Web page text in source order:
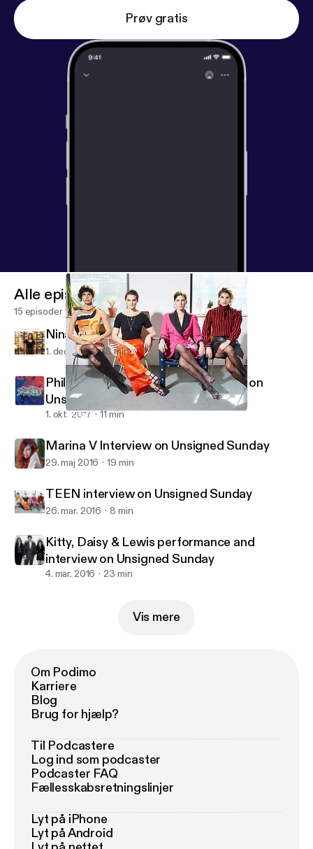
Prøv gratis
TEEN interview on Unsigned Sunday
Alle episoder
15 episoder
Nina Francis on 88.5 FM
1. dec. 2017 18 min
Phil Pirrone (Desert Daze) Interview on
Unsigned Sunday
1. okt. 2017 11 min
Marina V Interview on Unsigned Sunday
29. maj 2016 19 min
TEEN interview on Unsigned Sunday
26. mar. 2016 8 min
Kitty, Daisy & Lewis performance and
interview on Unsigned Sunday
4. mar. 2016 23 min
Vis mere
Om Podimo
Karriere
Blog
Brug for hjælp?
Til Podcastere
Log ind som podcaster
Podcaster FAQ
Fællesskabsretningslinjer
Lyt på iPhone
Lyt på Android